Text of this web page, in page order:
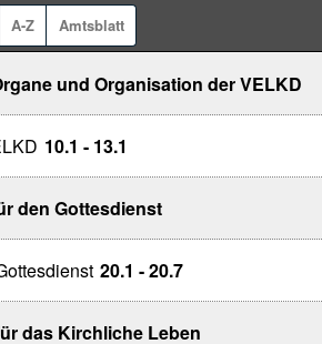
A-Z Amtsblatt
und Organisation der VELKD
10.1 - 13.1
den Gottesdienst
20.1 - 20.7
das Kirchliche Leben